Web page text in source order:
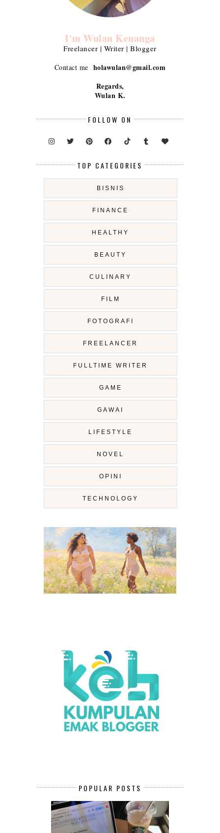
I'm Wulan Kenanga
Freelancer | Writer | Blogger
Contact me holawulan@gmail.com
Regards,
Wulan K.
FOLLOW ON
TOP CATEGORIES
BISNIS
FINANCE
HEALTHY
BEAUTY
CULINARY
FILM
FOTOGRAFI
FREELANCER
FULLTIME WRITER
GAME
GAWAI
LIFESTYLE
NOVEL
OPINI
TECHNOLOGY
POPULAR POSTS